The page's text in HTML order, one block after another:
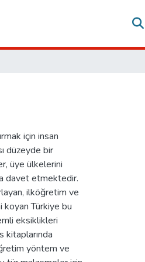
için insan
düzeyde bir
üye ülkelerini
davet etmektedir.
ilköğretim ve
koyan Türkiye bu
eksiklikleri
kitaplarında
yöntem ve